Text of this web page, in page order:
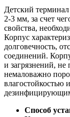
Детский
2-3 мм, за счет
свойства,
Корпус
долговечность,
соединений.
и загрязнений,
немаловажно
Способ